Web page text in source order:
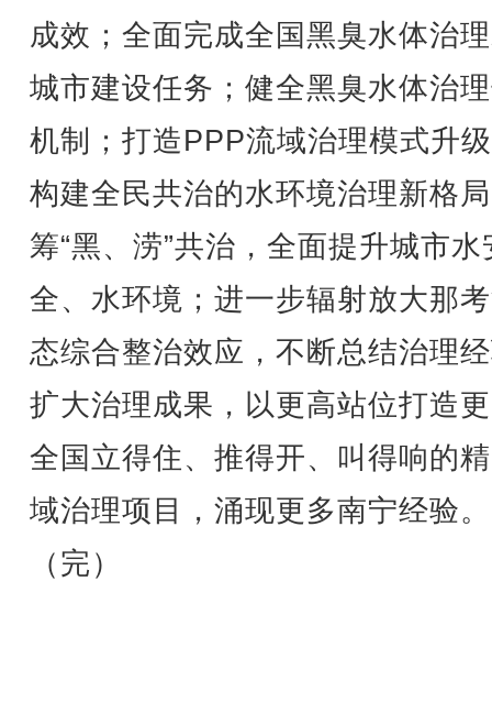
成效；全面完成全国黑臭水体治
城市建设任务；健全黑臭水体治
机制；打造PPP流域治理模式升
构建全民共治的水环境治理新格
筹“黑、涝”共治，全面提升城市水
全、水环境；进一步辐射放大那
态综合整治效应，不断总结治理
扩大治理成果，以更高站位打造
全国立得住、推得开、叫得响的
域治理项目，涌现更多南宁经验。
（完）